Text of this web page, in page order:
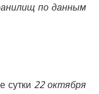
по данным
сутки 22 октября